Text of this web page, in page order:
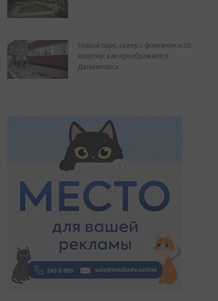
Новый парк, сквер с фонтаном и 50
квартир: как преображается
Дальнегорск